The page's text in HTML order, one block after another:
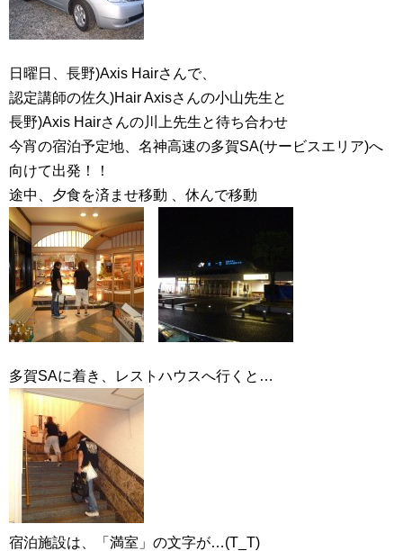
日曜日、長野)Axis Hairさんで、
認定講師の佐久)Hair Axisさんの小山先生と
長野)Axis Hairさんの川上先生と待ち合わせ
今宵の宿泊予定地、名神高速の多賀SA(サービスエリア)へ
向けて出発！！
途中、夕食を済ませ移動 、休んで移動
多賀SAに着き、レストハウスへ行くと…
宿泊施設は、「満室」の文字が…(T_T)